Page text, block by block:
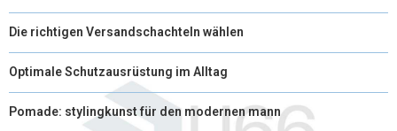
Die richtigen Versandschachteln wählen
Optimale Schutzausrüstung im Alltag
Pomade: stylingkunst für den modernen mann